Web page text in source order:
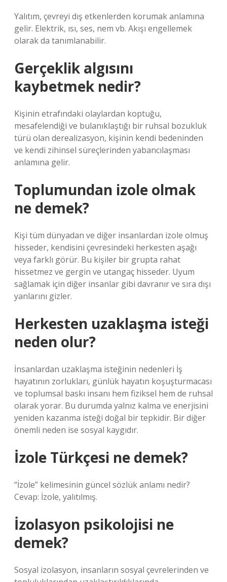
Yalıtım, çevreyi dış etkenlerden korumak anlamına
gelir. Elektrik, ısı, ses, nem vb. Akışı engellemek
olarak da tanımlanabilir.
Gerçeklik algısını
kaybetmek nedir?
Kişinin etrafındaki olaylardan koptuğu,
mesafelendiği ve bulanıklaştığı bir ruhsal bozukluk
türü olan derealizasyon, kişinin kendi bedeninden
ve kendi zihinsel süreçlerinden yabancılaşması
anlamına gelir.
Toplumundan izole olmak
ne demek?
Kişi tüm dünyadan ve diğer insanlardan izole olmuş
hisseder, kendisini çevresindeki herkesten aşağı
veya farklı görür. Bu kişiler bir grupta rahat
hissetmez ve gergin ve utangaç hisseder. Uyum
sağlamak için diğer insanlar gibi davranır ve sıra dışı
yanlarını gizler.
Herkesten uzaklaşma isteği
neden olur?
İnsanlardan uzaklaşma isteğinin nedenleri İş
hayatının zorlukları, günlük hayatın koşuşturmacası
ve toplumsal baskı insanı hem fiziksel hem de ruhsal
olarak yorar. Bu durumda yalnız kalma ve enerjisini
yeniden kazanma isteği doğal bir tepkidir. Bir diğer
önemli neden ise sosyal kaygıdır.
İzole Türkçesi ne demek?
“İzole” kelimesinin güncel sözlük anlamı nedir?
Cevap: İzole, yalıtılmış.
İzolasyon psikolojisi ne
demek?
Sosyal izolasyon, insanların sosyal çevrelerinden ve